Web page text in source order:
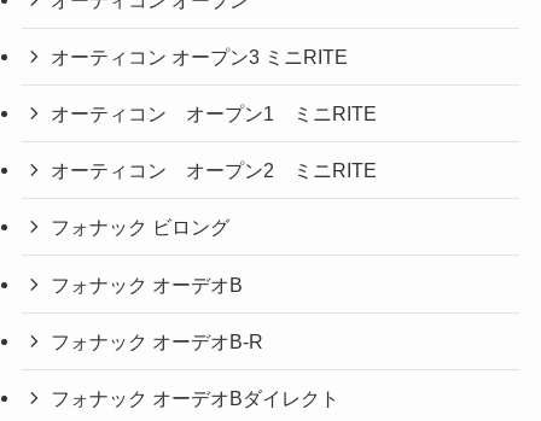
オーティコン オープン3 ミニRITE
オーティコン オープン1 ミニRITE
オーティコン オープン2 ミニRITE
フォナック ビロング
フォナック オーデオB
フォナック オーデオB-R
フォナック オーデオBダイレクト